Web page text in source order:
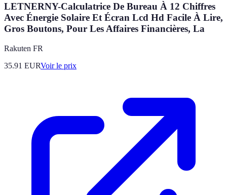
LETNERNY-Calculatrice De Bureau À 12 Chiffres
Avec Énergie Solaire Et Écran Lcd Hd Facile À Lire,
Gros Boutons, Pour Les Affaires Financières, La
Rakuten FR
35.91 EURVoir le prix